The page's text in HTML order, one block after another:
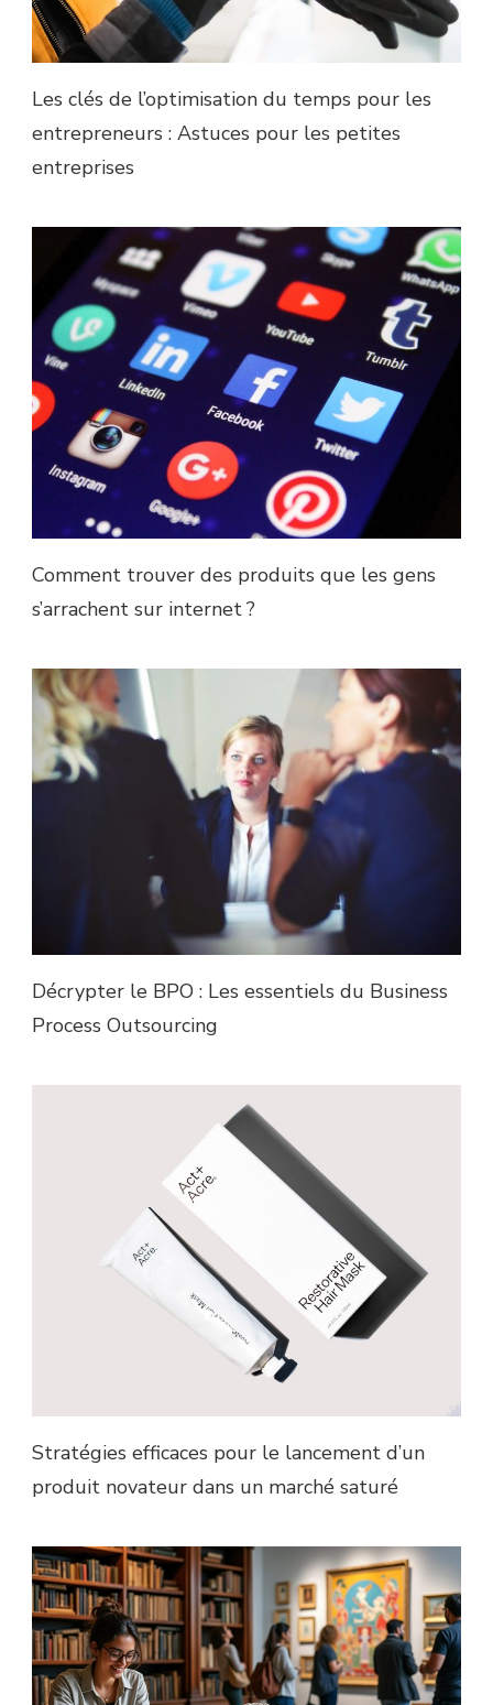
Les clés de l’optimisation du temps pour les
entrepreneurs : Astuces pour les petites
entreprises
Comment trouver des produits que les gens
s’arrachent sur internet ?
Décrypter le BPO : Les essentiels du Business
Process Outsourcing
Stratégies efficaces pour le lancement d’un
produit novateur dans un marché saturé